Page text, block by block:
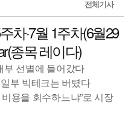
전체기사
차·7월 1주차(6월29
종목 레이다)
부 선별에 들어갔다
부 빅테크는 버텼다
용을 회수하느냐”로 시장